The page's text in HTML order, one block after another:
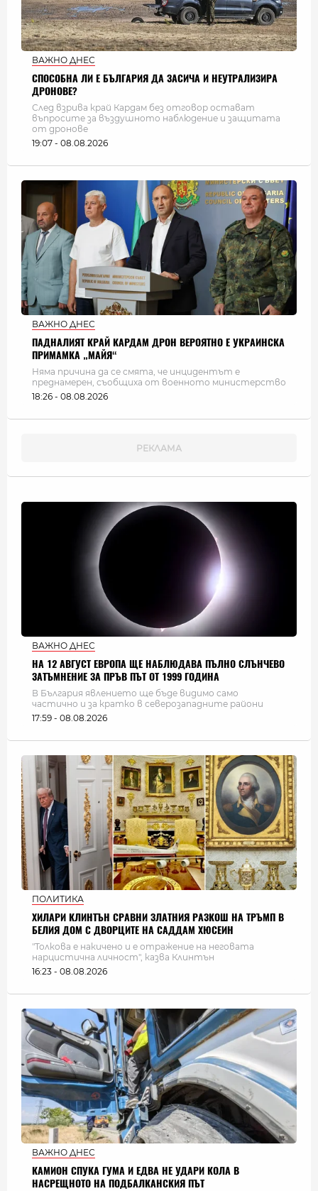
ВАЖНО ДНЕС
СПОСОБНА ЛИ Е БЪЛГАРИЯ ДА ЗАСИЧА И НЕУТРАЛИЗИРА
ДРОНОВЕ?
След взрива край Кардам без отговор остават
въпросите за въздушното наблюдение и защитата
от дронове
19:07 - 08.08.2026
ВАЖНО ДНЕС
ПАДНАЛИЯТ КРАЙ КАРДАМ ДРОН ВЕРОЯТНО Е УКРАИНСКА
ПРИМАМКА „МАЙЯ“
Няма причина да се смята, че инцидентът е
преднамерен, съобщиха от военното министерство
18:26 - 08.08.2026
ВАЖНО ДНЕС
НА 12 АВГУСТ ЕВРОПА ЩЕ НАБЛЮДАВА ПЪЛНО СЛЪНЧЕВО
ЗАТЪМНЕНИЕ ЗА ПРЪВ ПЪТ ОТ 1999 ГОДИНА
В България явлението ще бъде видимо само
частично и за кратко в северозападните райони
17:59 - 08.08.2026
ПОЛИТИКА
ХИЛАРИ КЛИНТЪН СРАВНИ ЗЛАТНИЯ РАЗКОШ НА ТРЪМП В
БЕЛИЯ ДОМ С ДВОРЦИТЕ НА САДДАМ ХЮСЕИН
"Толкова е накичено и е отражение на неговата
нарцистична личност", казва Клинтън
16:23 - 08.08.2026
ВАЖНО ДНЕС
КАМИОН СПУКА ГУМА И ЕДВА НЕ УДАРИ КОЛА В
НАСРЕЩНОТО НА ПОДБАЛКАНСКИЯ ПЪТ